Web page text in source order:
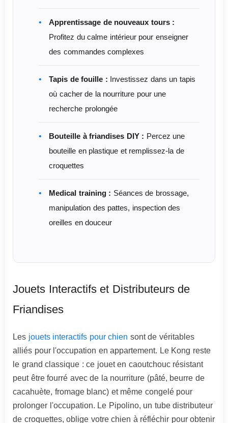
Apprentissage de nouveaux tours :
Profitez du calme intérieur pour enseigner
des commandes complexes
Tapis de fouille : Investissez dans un tapis
où cacher de la nourriture pour une
recherche prolongée
Bouteille à friandises DIY : Percez une
bouteille en plastique et remplissez-la de
croquettes
Medical training : Séances de brossage,
manipulation des pattes, inspection des
oreilles en douceur
Jouets Interactifs et Distributeurs de
Friandises
Les jouets interactifs pour chien sont de véritables
alliés pour l'occupation en appartement. Le Kong reste
le grand classique : ce jouet en caoutchouc résistant
peut être fourré avec de la nourriture (pâté, beurre de
cacahuète, fromage blanc) et même congelé pour
prolonger l'occupation. Le Pipolino, un tube distributeur
de croquettes, oblige votre chien à réfléchir pour obtenir